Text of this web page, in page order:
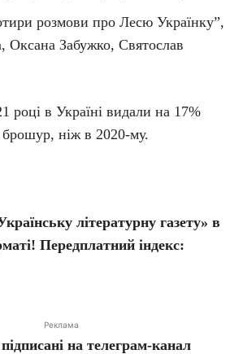
розмови про Лесю Українку”,
Оксана Забужко, Святослав
році в Україні видали на 17%
ніж в 2020-му.
літературну газету» в
Передплатний індекс:
Реклама
на телеграм-канал